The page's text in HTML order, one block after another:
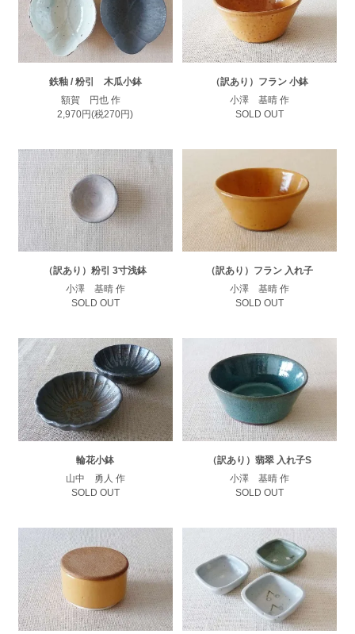
鉄釉 / 粉引 木瓜小鉢
額賀 円也 作
2,970円(税270円)
（訳あり）フラン 小鉢
小澤 基晴 作
SOLD OUT
（訳あり）粉引 3寸浅鉢
小澤 基晴 作
SOLD OUT
（訳あり）フラン 入れ子
小澤 基晴 作
SOLD OUT
輪花小鉢
山中 勇人 作
SOLD OUT
（訳あり）翡翠 入れ子S
小澤 基晴 作
SOLD OUT